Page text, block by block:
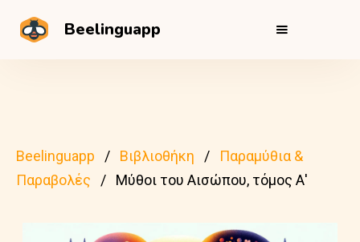
Beelinguapp
Beelinguapp Βιβλιοθήκη
Παραμύθια &
Παραβολές
Μύθοι του Αισώπου, τόμος Α'